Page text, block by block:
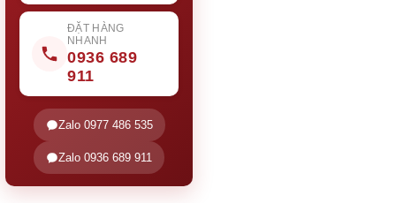
ĐẶT HÀNG
NHANH
0936 689
911
Zalo 0977 486 535
Zalo 0936 689 911